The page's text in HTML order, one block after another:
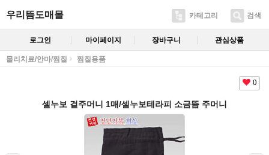
우리뜸도매몰 카테고리 검색
로그인 마이페이지 장바구니 관심상품
물리치료/안마/찜질 찜질용품
0
셀누보 겉주머니 1매/셀누보테라피 소금뜸 주머니